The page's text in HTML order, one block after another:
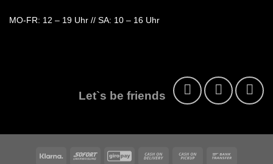
MO-FR: 12 – 19 Uhr // SA: 10 – 16 Uhr
Let`s be friends
Klarna Sofort GiroPay
Cash
Cash